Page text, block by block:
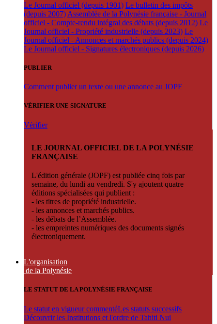
Le Journal officiel (depuis 1901) Le bulletin des impôts
(depuis 2007) Assemblée de la Polynésie française - Journal
officiel - Compte-rendu intégral des débats (depuis 2012) Le
Journal officiel - Propriété industrielle (depuis 2023) Le
Journal officiel - Annonces et marchés publics (depuis 2024)
Le Journal officiel - Signatures électroniques (depuis 2026)
PUBLIER
Comment publier un texte ou une annonce au JOPF
VÉRIFIER UNE SIGNATURE
Vérifier
LE JOURNAL OFFICIEL DE LA POLYNÉSIE
FRANÇAISE
L'édition générale (JOPF) est publiée cinq fois par
semaine, du lundi au vendredi. S'y ajoutent quatre
éditions spécialisées qui publient :
- les titres de propriété industrielle.
- les annonces et marchés publics.
- les débats de l’Assemblée.
- les empreintes numériques des documents signés
électroniquement.
L'organisation
de la Polynésie
LE STATUT DE LA POLYNÉSIE FRANÇAISE
Le statut en vigueur commentéLes statuts successifs
Découvrir les Institutions et l'ordre de Tahiti Nui